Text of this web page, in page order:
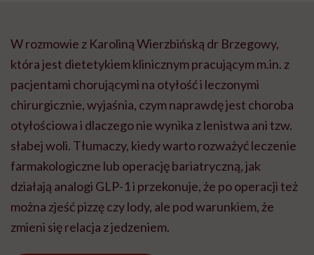
W rozmowie z Karoliną Wierzbińską dr Brzegowy,
która jest dietetykiem klinicznym pracującym m.in. z
pacjentami chorującymi na otyłość i leczonymi
chirurgicznie, wyjaśnia, czym naprawdę jest choroba
otyłościowa i dlaczego nie wynika z lenistwa ani tzw.
słabej woli. Tłumaczy, kiedy warto rozważyć leczenie
farmakologiczne lub operację bariatryczną, jak
działają analogi GLP-1 i przekonuje, że po operacji też
można zjeść pizzę czy lody, ale pod warunkiem, że
zmieni się relacja z jedzeniem.